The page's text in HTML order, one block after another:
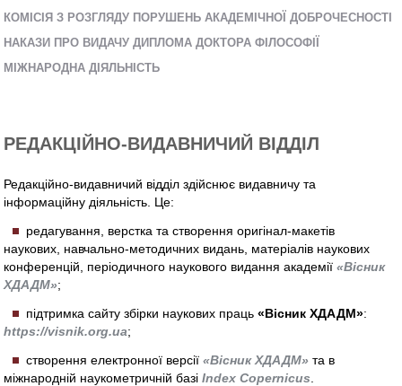
КОМІСІЯ З РОЗГЛЯДУ ПОРУШЕНЬ АКАДЕМІЧНОЇ ДОБРОЧЕСНОСТІ
НАКАЗИ ПРО ВИДАЧУ ДИПЛОМА ДОКТОРА ФІЛОСОФІЇ
МІЖНАРОДНА ДІЯЛЬНІСТЬ
РЕДАКЦІЙНО-ВИДАВНИЧИЙ ВІДДІЛ
Редакційно-видавничий відділ здійснює видавничу та
інформаційну діяльність. Це:
редагування, верстка та створення оригінал-макетів
наукових, навчально-методичних видань, матеріалів наукових
конференцій, періодичного наукового видання академії«Вісник
ХДАДМ»;
підтримка сайту збірки наукових праць«Вісник ХДАДМ»:
https://visnik.org.ua;
створення електронної версії«Вісник ХДАДМ» та в
міжнародній наукометричній базіIndex Copernicus